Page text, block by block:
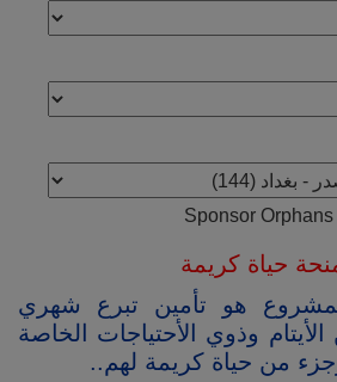
حياة كريمة
هو تأمين تبرع شهري
وذوي الأحتياجات الخاصة
من حياة كريمة لهم..